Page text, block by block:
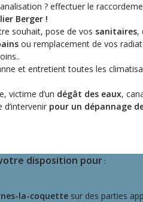
? effectuer le
Berger !
souhait, pose de vos sanitaires,
ou remplacement de vos
et entretient toutes les
victime d’un dégât des eaux,
pour un dépannage
disposition pour:
la-coquette sur des parties